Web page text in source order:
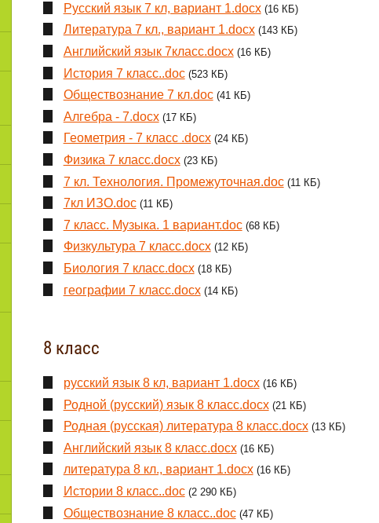
Русский язык 7 кл, вариант 1.docx (16 КБ)
Литература 7 кл., вариант 1.docx (143 КБ)
Английский язык 7класс.docx (16 КБ)
История 7 класс..doc (523 КБ)
Обществознание 7 кл.doc (41 КБ)
Алгебра - 7.docx (17 КБ)
Геометрия - 7 класс .docx (24 КБ)
Физика 7 класс.docx (23 КБ)
7 кл. Технология. Промежуточная.doc (11 КБ)
7кл ИЗО.doc (11 КБ)
7 класс. Музыка. 1 вариант.doc (68 КБ)
Физкультура 7 класс.docx (12 КБ)
Биология 7 класс.docx (18 КБ)
географии 7 класс.docx (14 КБ)
8 класс
русский язык 8 кл, вариант 1.docx (16 КБ)
Родной (русский) язык 8 класс.docx (21 КБ)
Родная (русская) литература 8 класс.docx (13 КБ)
Английский язык 8 класс.docx (16 КБ)
литература 8 кл., вариант 1.docx (16 КБ)
Истории 8 класс..doc (2 290 КБ)
Обществознание 8 класс..doc (47 КБ)